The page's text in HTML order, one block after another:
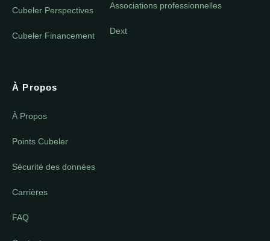
Cubeler Perspectives
Cubeler Financement
Associations professionnelles
Dext
À Propos
À Propos
Points Cubeler
Sécurité des données
Carrières
FAQ